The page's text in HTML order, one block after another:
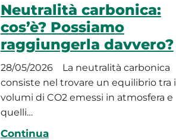
Neutralità carbonica:
cos’è? Possiamo
raggiungerla davvero?
28/05/2026
La neutralità carbonica
consiste nel trovare un equilibrio tra i
volumi di CO2 emessi in atmosfera e
quelli…
Continua